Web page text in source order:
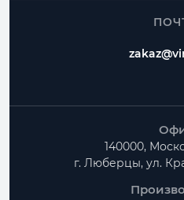
Можно ли изготовить
области?
140000,
г. Люберцы, ул.